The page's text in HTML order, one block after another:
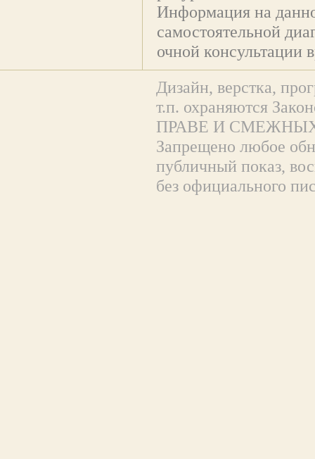
Информация на
самостоятельной
очной консультации
Дизайн, верстка,
т.п. охраняются
ПРАВЕ И
Запрещено любое
публичный показ,
без официального